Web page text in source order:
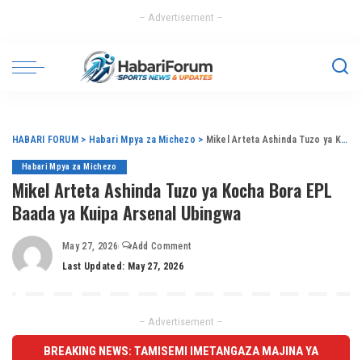
– Advertisement –
HABARI FORUM > Habari Mpya za Michezo > Mikel Arteta Ashinda Tuzo ya Kocha Bora EPL Baada ya Kuipa Arsenal Ubingwa
Habari Mpya za Michezo
Mikel Arteta Ashinda Tuzo ya Kocha Bora EPL
Baada ya Kuipa Arsenal Ubingwa
May 27, 2026
Add Comment
Last Updated: May 27, 2026
– Advertisement –
BREAKING NEWS: TAMISEMI IMETANGAZA MAJINA YA